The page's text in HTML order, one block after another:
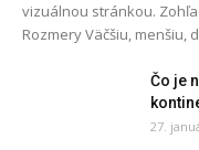
vizuálnou stránkou.
Rozmery Väčšiu, menšiu,
Čo je
27.